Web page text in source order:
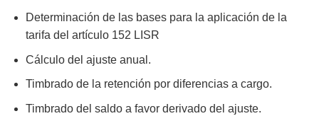
Determinación de las bases para la aplicación de la
tarifa del artículo 152 LISR
Cálculo del ajuste anual.
Timbrado de la retención por diferencias a cargo.
Timbrado del saldo a favor derivado del ajuste.